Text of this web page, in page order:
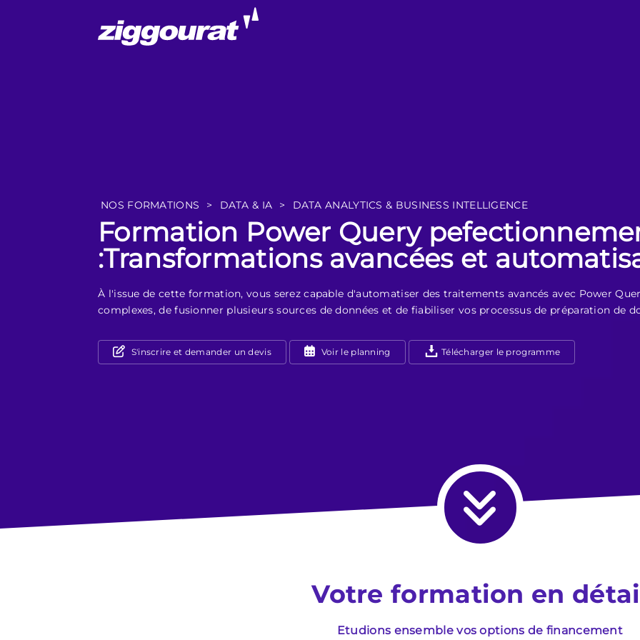
NOS FORMATIONS > DATA & IA > DATA ANALYTICS & BUSINESS INTELLIGENCE
Formation Power Query
:Transformations avancées et
À l'issue de cette formation, vous serez capable d'automatiser des traitements avancés avec Power
complexes, de fusionner plusieurs sources de données et de fiabiliser vos processus de préparation de
S'inscrire et demander un devis Voir le planning Télécharger le programme
Votre formation en
Etudions ensemble vos options de financement